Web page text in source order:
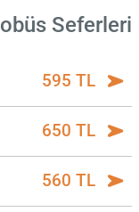
Seferleri
595 TL
650 TL
560 TL